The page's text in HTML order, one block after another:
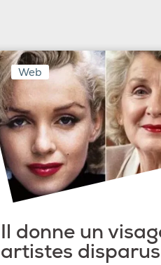
Web
Il donne un
artistes disparus